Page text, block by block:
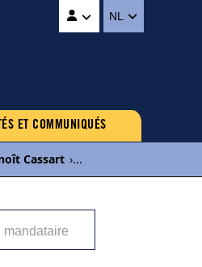
NL
ET COMMUNIQUÉS
Cassart ›...